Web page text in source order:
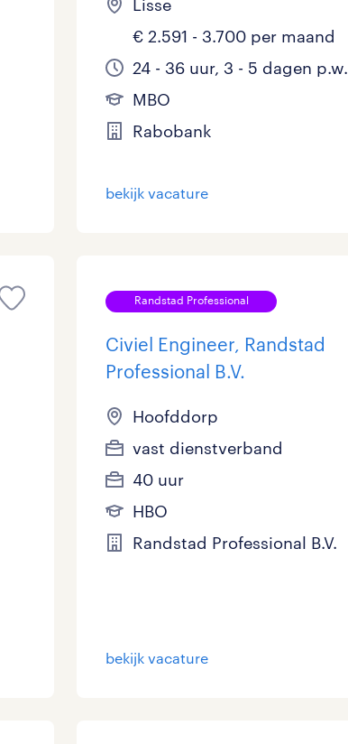
Lisse
€ 2.591 - 3.700 per maand
24 - 36 uur, 3 - 5 dagen p.w.
MBO
Rabobank
bekijk vacature
Randstad Professional
Civiel Engineer, Randstad
Professional B.V.
Hoofddorp
vast dienstverband
40 uur
HBO
Randstad Professional B.V.
bekijk vacature